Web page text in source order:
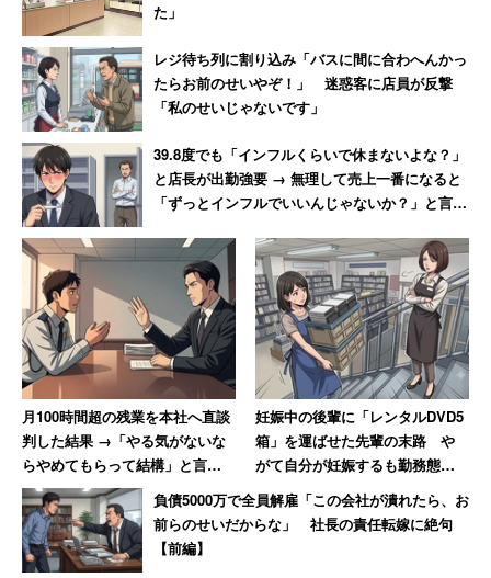
た」
レジ待ち列に割り込み「バスに間に合わへんかっ
たらお前のせいやぞ！」 迷惑客に店員が反撃
「私のせいじゃないです」
39.8度でも「インフルくらいで休まないよな？」
と店長が出勤強要 → 無理して売上一番になると
「ずっとインフルでいいんじゃないか？」と言わ
月100時間超の残業を本社へ直談
判した結果 →「やる気がないな
らやめてもらって結構」と言わ
れた男性
妊娠中の後輩に「レンタルDVD5
箱」を運ばせた先輩の末路 や
がて自分が妊娠するも勤務態度
が悪くて…退職
負債5000万で全員解雇「この会社が潰れたら、お
前らのせいだからな」 社長の責任転嫁に絶句
【前編】